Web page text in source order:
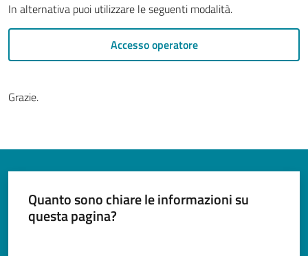
Argomenti
Seguici
In alternativa puoi utilizzare le seguenti modalità.
Accesso operatore
Grazie.
Quanto sono chiare le informazioni su
questa pagina?